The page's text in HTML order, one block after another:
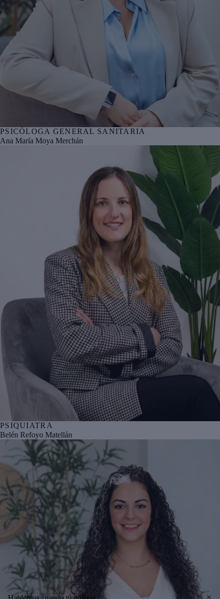
Nº col. COPCYL CL04961
PSICÓLOGA GENERAL SANITARIA
Ana María Moya Merchán
Nº col. ICOMSAL 372204162
PSIQUIATRA
Belén Refoyo Matellán